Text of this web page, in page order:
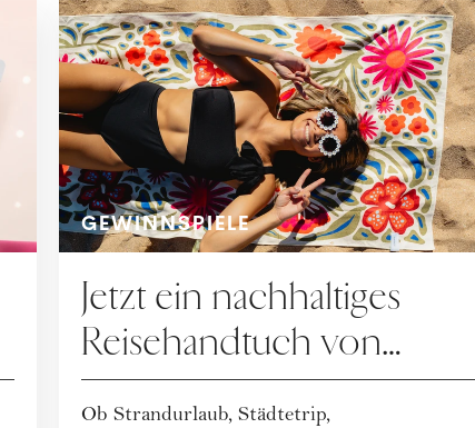
GEWINNSPIELE
Jetzt ein nachhaltiges
Reisehandtuch von
Buvanha gewinnen
Ob Strandurlaub, Städtetrip,